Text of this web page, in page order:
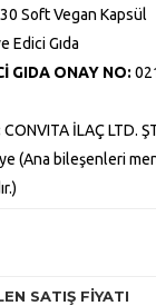
30 Soft Vegan Kapsül
Edici Gıda
GIDA ONAY NO:
CONVITA İLAÇ LTD.
(Ana bileşenleri
SATIŞ FİYATI